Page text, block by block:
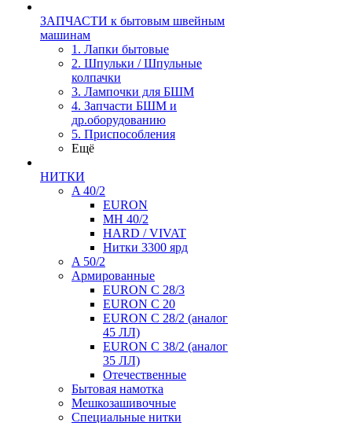
ЗАПЧАСТИ к бытовым швейным
машинам
1. Лапки бытовые
2. Шпульки / Шпульные
колпачки
3. Лампочки для БШМ
4. Запчасти БШМ и
др.оборудованию
5. Приспособления
Ещё
НИТКИ
A 40/2
EURON
MH 40/2
HARD / VIVAT
Нитки 3300 ярд
A 50/2
Армированные
EURON C 28/3
EURON C 20
EURON C 28/2 (аналог
45 ЛЛ)
EURON C 38/2 (аналог
35 ЛЛ)
Отечественные
Бытовая намотка
Мешкозашивочные
Специальные нитки